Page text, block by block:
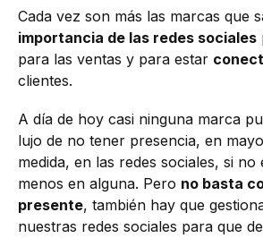
Cada vez son más las marcas que
importancia de las redes sociales
para las ventas y para estar
clientes.
A día de hoy casi ninguna marca
lujo de no tener presencia, en
medida, en las redes sociales, si no
menos en alguna. Pero no basta
presente, también hay que
nuestras redes sociales para que